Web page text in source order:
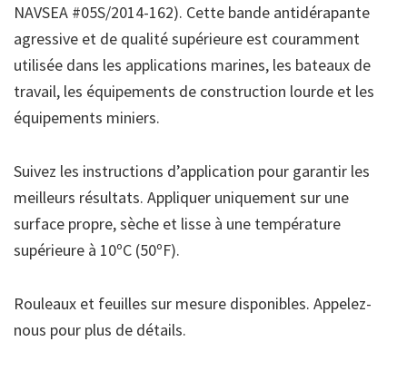
NAVSEA #05S/2014-162). Cette bande antidérapante
agressive et de qualité supérieure est couramment
utilisée dans les applications marines, les bateaux de
travail, les équipements de construction lourde et les
équipements miniers.
Suivez les instructions d’application pour garantir les
meilleurs résultats. Appliquer uniquement sur une
surface propre, sèche et lisse à une température
supérieure à 10ºC (50ºF).
Rouleaux et feuilles sur mesure disponibles. Appelez-
nous pour plus de détails.